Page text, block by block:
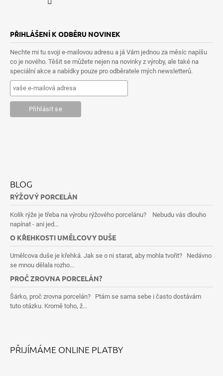
PŘIHLÁŠENÍ K ODBĚRU NOVINEK
Nechte mi tu svoji e-mailovou adresu a já Vám jednou za měsíc napíšu
co je nového. Těšit se můžete nejen na novinky z výroby, ale také na
speciální akce a nabídky pouze pro odběratele mých newsletterů.
BLOG
RÝŽOVÝ PORCELÁN
Kolik rýže je třeba na výrobu rýžového porcelánu? Nebudu vás dlouho
napínat - ani jed...
O KŘEHKOSTI UMĚLCOVY DUŠE
Umělcova duše je křehká. Jak se o ni starat, aby mohla tvořit? Nedávno
se mnou dělala rozho...
PROČ ZROVNA PORCELÁN?
Šárko, proč zrovna porcelán? Ptám se sama sebe i často dostávám
tuto otázku. Kromě toho, ž...
PŘIJÍMÁME ONLINE PLATBY